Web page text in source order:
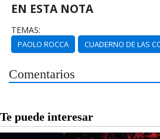
EN ESTA NOTA
TEMAS:
PAOLO ROCCA CUADERNO DE LAS
Comentarios